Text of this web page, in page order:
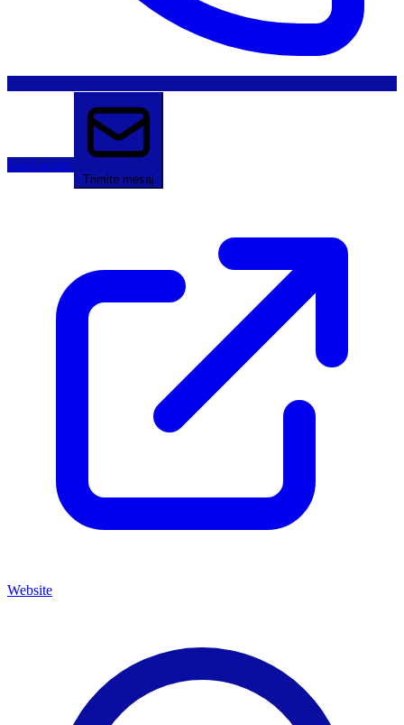
Sună acum
Trimite mesaj
Website